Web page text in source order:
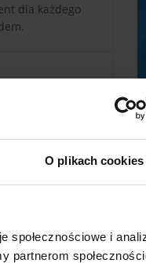
O plikach cookies
społecznościowe i
partnerom
dla każdego